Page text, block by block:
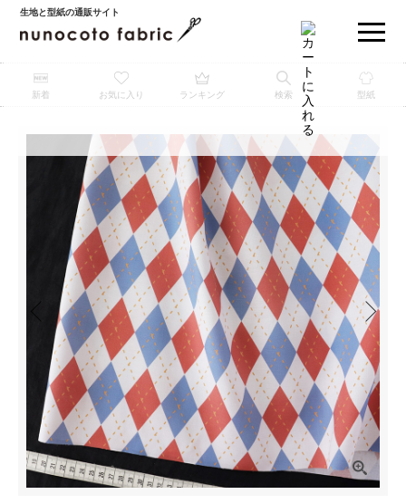
生地と型紙の通販サイト
新着 お気に入り ランキング 検索 型紙